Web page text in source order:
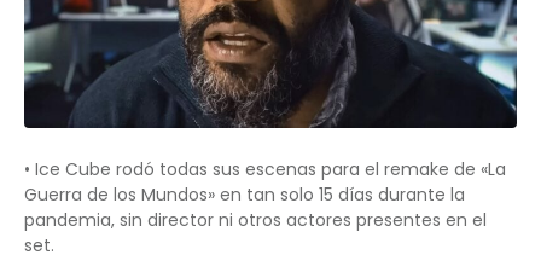
• Ice Cube rodó todas sus escenas para el remake de «La
Guerra de los Mundos» en tan solo 15 días durante la
pandemia, sin director ni otros actores presentes en el
set.